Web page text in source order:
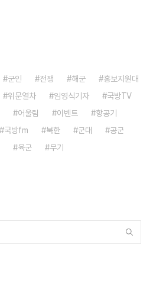
군인 전쟁 해군
홍보지원대
위문열차 임영식기자
국방TV
어울림 이벤트
항공기
국방fm 북한 군대
공군
육군 무기